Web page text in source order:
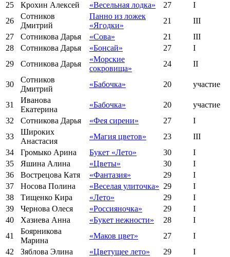
25
Крохин Алексей «Весельная лодка» 27
I
26
Сотников
Дмитрий
Панно из ложек
«Ягодки»
21
III
27
Сотникова Дарья «Сова» 21
III
28
Сотникова Дарья «Бонсай» 27
I
29
Сотникова Дарья
«Морские
сокровища»
24 II
30
Сотников
Дмитрий
«Бабочка» 20 участие
31
Иванова
Екатерина
«Бабочка» 20
участие
32
Сотникова Дарья «Фея сирени» 27
I
33
Широких
Анастасия
«Магия цветов» 23
III
34
Громыко Арина Букет «Лето» 30
I
35
Яшина Алина «Цветы» 30
I
36
Вострецова Катя «Фантазия» 29
I
37
Носова Полина «Веселая улиточка» 29
I
38
Тищенко Кира «Лето» 29
I
39
Чернова Олеся «Россияночка» 29
I
40
Хазиева Анна «Букет нежности» 28
I
41
Боярникова
Марина
«Маков цвет» 27
I
42
Зяблова Элина «Цветущее лето» 29
I